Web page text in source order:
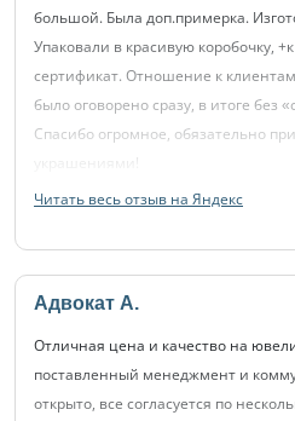
большой. Была доп.примерка.
Упаковали в красивую коробочку,
сертификат. Отношение к
было оговорено сразу, в итоге без
Спасибо огромное, обязательно
украшениями!
Читать весь отзыв на Яндекс
Адвокат А.
Отличная цена и качество на
поставленный менеджмент и
открыто, все согласуется по